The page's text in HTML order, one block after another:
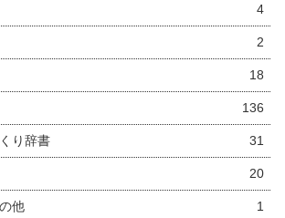
4
2
18
136
り辞書 31
20
他 1